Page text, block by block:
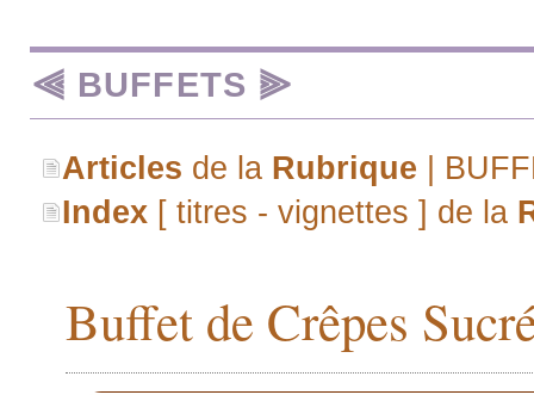
⫷ BUFFETS ⫸
Articles de la Rubrique |
Index [ titres - vignettes ] de la
Buffet de Crêpes